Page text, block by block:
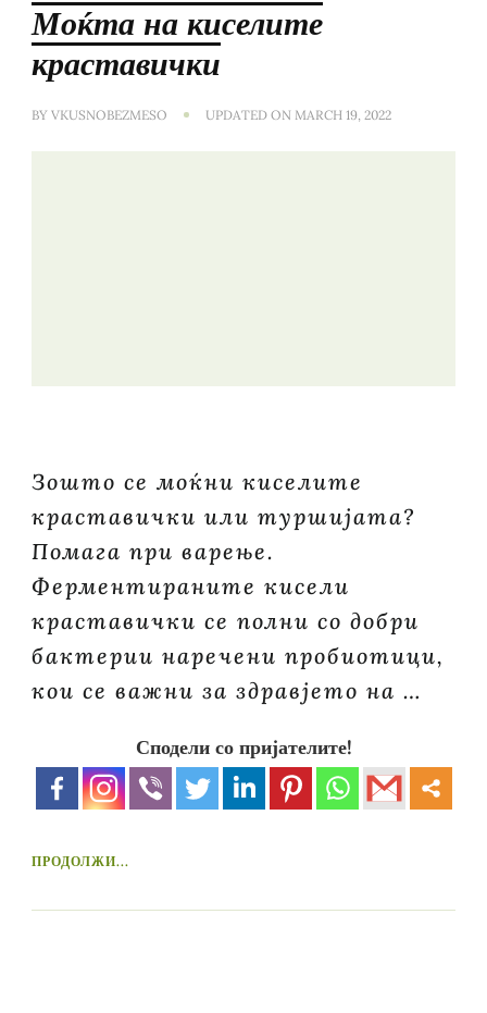
Моќта на киселите
краставички
BY VKUSNOBEZMESO UPDATED ON MARCH 19, 2022
Зошто се моќни киселите
краставички или туршијата?
Помага при варење.
Ферментираните кисели
краставички се полни со добри
бактерии наречени пробиотици,
кои се важни за здравјето на …
Сподели со пријателите!
ПРОДОЛЖИ...